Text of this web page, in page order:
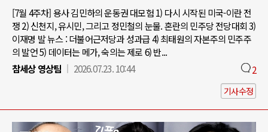
[7월 4주차] 용사 김민하의 운동권 대모험 1) 다시 시작된 미국-이란 전
쟁 2) 신천지, 유시민, 그리고 정민철의 눈물. 혼란의 민주당 전당대회 3)
이재명 발 뉴스 : 더불어근저당과 성과급 4) 최태원의 자본주의 민주주
의 발언 5) 데이터는 메가, 숙의는 제로 6) 반...
참세상 영상팀
2026.07.23. 10:44 2
기사수정